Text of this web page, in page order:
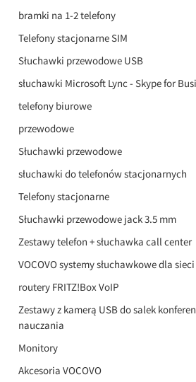
bramki na 1-2 telefony
Telefony stacjonarne SIM
Słuchawki przewodowe USB
słuchawki Microsoft Lync - Skype for
telefony biurowe
przewodowe
Słuchawki przewodowe
słuchawki do telefonów stacjonarnych
Telefony stacjonarne
Słuchawki przewodowe jack 3.5 mm
Zestawy telefon + słuchawka call center
VOCOVO systemy słuchawkowe dla
routery FRITZ!Box VoIP
Zestawy z kamerą USB do salek
nauczania
Monitory
Akcesoria VOCOVO